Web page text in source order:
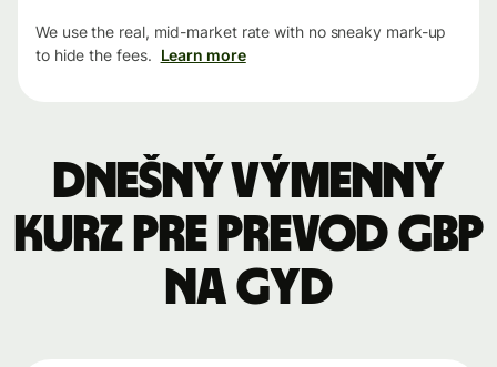
We use the real, mid-market rate with no sneaky mark-up
to hide the fees. Learn more
Dnešný výmenný
kurz pre prevod GBP
na GYD